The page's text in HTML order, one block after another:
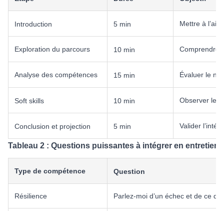
Introduction 5 min Mettre à l’aise
Exploration du parcours 10 min Comprendre
Analyse des compétences 15 min Évaluer le
Soft skills 10 min Observer le
Conclusion et projection 5 min Valider
Tableau 2 : Questions puissantes à intégrer en entretien
Type de compétence Question
Résilience Parlez-moi d’un échec et de ce